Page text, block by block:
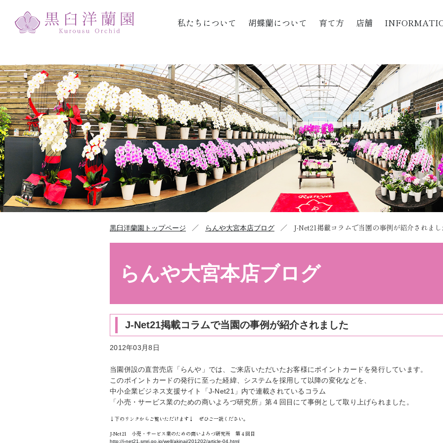
私たちについて 胡蝶蘭について 育て方 店舗
黒臼洋蘭園トップページ ／ らんや大宮本店ブログ ／ J-Net21掲載コラムで当園の事例が紹介されま
らんや大宮本店ブログ
J-Net21掲載コラムで当園の事例が紹介されました
2012年03月8日
当園併設の直営売店「らんや」では、ご来店いただいたお客様にポイントカードを発行しています。
このポイントカードの発行に至った経緯、システムを採用して以降の変化などを、
中小企業ビジネス支援サイト「J-Net21」内で連載されているコラム
「小売・サービス業のための商いよろづ研究所」第４回目にて事例として取り上げられました。
↓下のリンクからご覧いただけます↓ ぜひご一読ください。
J-Net21 小売・サービス業のための商いよろづ研究所 第４回目
http://j-net21.smrj.go.jp/well/akinai/201202/article-04.html